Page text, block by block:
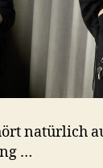
natürlich
…